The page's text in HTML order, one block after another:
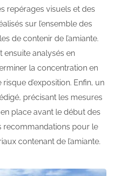
repérages visuels et des
sur l’ensemble des
de contenir de l’amiante.
ensuite analysés en
la concentration en
d’exposition. Enfin, un
précisant les mesures
place avant le début des
recommandations pour le
contenant de l’amiante.